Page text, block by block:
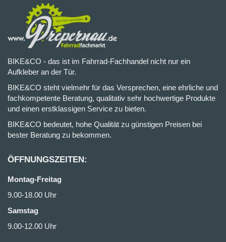
BIKE&CO - das ist im Fahrrad-Fachhandel nicht nur ein
Aufkleber an der Tür.
BIKE&CO steht vielmehr für das Versprechen, eine ehrliche und
fachkompetente Beratung, qualitativ sehr hochwertige Produkte
und einen erstklassigen Service zu bieten.
BIKE&CO bedeutet, hohe Qualität zu günstigen Preisen bei
bester Beratung zu bekommen.
ÖFFNUNGSZEITEN:
Montag-Freitag
9.00-18.00 Uhr
Samstag
9.00-12.00 Uhr